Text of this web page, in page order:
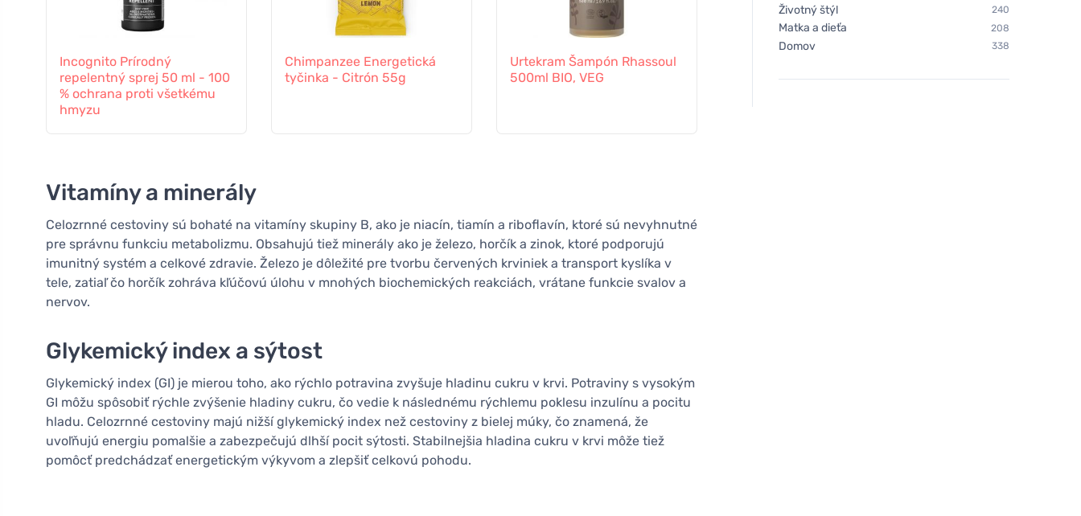
Incognito Prírodný
repelentný sprej 50 ml - 100
% ochrana proti všetkému
hmyzu
Chimpanzee Energetická
tyčinka - Citrón 55g
Urtekram Šampón Rhassoul
500ml BIO, VEG
tyčinka - Chrumkavý arašid
na ruky (100 g) -
Vitamíny a minerály
Celozrnné cestoviny sú bohaté na vitamíny skupiny B, ako je niacín, tiamín a riboflavín, ktoré sú nevyhnutné
pre správnu funkciu metabolizmu. Obsahujú tiež minerály ako je železo, horčík a zinok, ktoré podporujú
imunitný systém a celkové zdravie. Železo je dôležité pre tvorbu červených krviniek a transport kyslíka v
tele, zatiaľ čo horčík zohráva kľúčovú úlohu v mnohých biochemických reakciách, vrátane funkcie svalov a
nervov.
Glykemický index a sýtost
Glykemický index (GI) je mierou toho, ako rýchlo potravina zvyšuje hladinu cukru v krvi. Potraviny s vysokým
GI môžu spôsobiť rýchle zvýšenie hladiny cukru, čo vedie k následnému rýchlemu poklesu inzulínu a pocitu
hladu. Celozrnné cestoviny majú nižší glykemický index než cestoviny z bielej múky, čo znamená, že
uvoľňujú energiu pomalšie a zabezpečujú dlhší pocit sýtosti. Stabilnejšia hladina cukru v krvi môže tiež
pomôcť predchádzať energetickým výkyvom a zlepšiť celkovú pohodu.
Životný štýl 240
Matka a dieťa 208
Domov 338